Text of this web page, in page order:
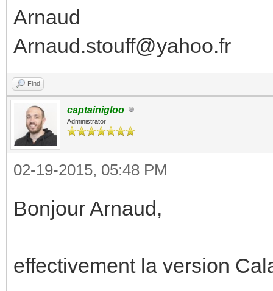
Arnaud
Arnaud.stouff@yahoo.fr
Find
captainigloo
Administrator
02-19-2015, 05:48 PM
Bonjour Arnaud,
effectivement la version